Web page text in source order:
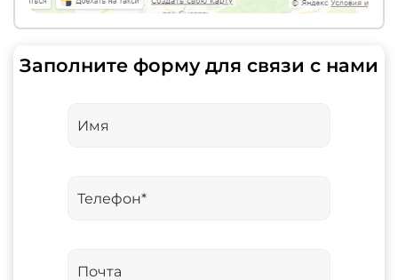
Заполните форму для связи с нами